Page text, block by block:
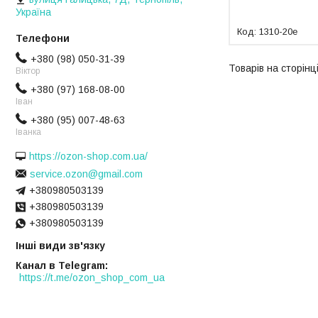
1310-20e
Україна
+380 (98) 050-31-39
Віктор
+380 (97) 168-08-00
Іван
+380 (95) 007-48-63
Іванка
https://ozon-shop.com.ua/
service.ozon@gmail.com
+380980503139
+380980503139
+380980503139
Інші види зв'язку
Канал в Telegram
https://t.me/ozon_shop_com_ua